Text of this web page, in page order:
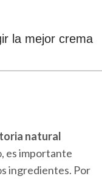
la mejor crema
natural
es importante
ingredientes. Por